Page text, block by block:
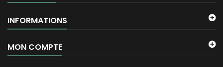
INFORMATIONS
MON COMPTE